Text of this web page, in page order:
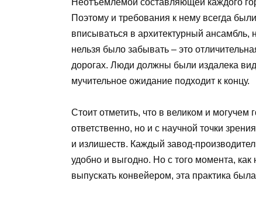
Неотъемлемой составляющей каждого
Поэтому и требования к нему всегда
вписываться в архитектурный
нельзя было забывать – это
дорогах. Люди должны были издалека
мучительное ожидание подходит к концу.
Стоит отметить, что в великом и могучем
ответственно, но и с научной точки
и излишеств. Каждый завод-
удобно и выгодно. Но с того момента,
выпускать конвейером, эта практика